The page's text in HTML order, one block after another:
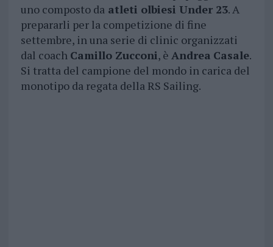
uno composto daatleti olbiesi Under 23. A
prepararli per la competizione di fine
settembre, in una serie di clinic organizzati
dal coach Camillo Zucconi, è Andrea Casale.
Si tratta del campione del mondo in carica del
monotipo da regata della RS Sailing.